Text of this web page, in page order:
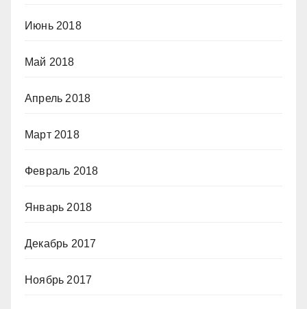
Июнь 2018
Май 2018
Апрель 2018
Март 2018
Февраль 2018
Январь 2018
Декабрь 2017
Ноябрь 2017